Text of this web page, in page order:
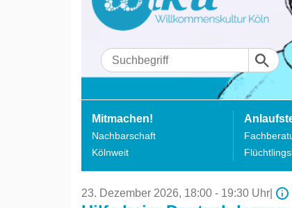
Mitmachen!
Nachbarschaft
Kölnweit
23. Dezember 2026, 18:00 - 19:30 Uhr